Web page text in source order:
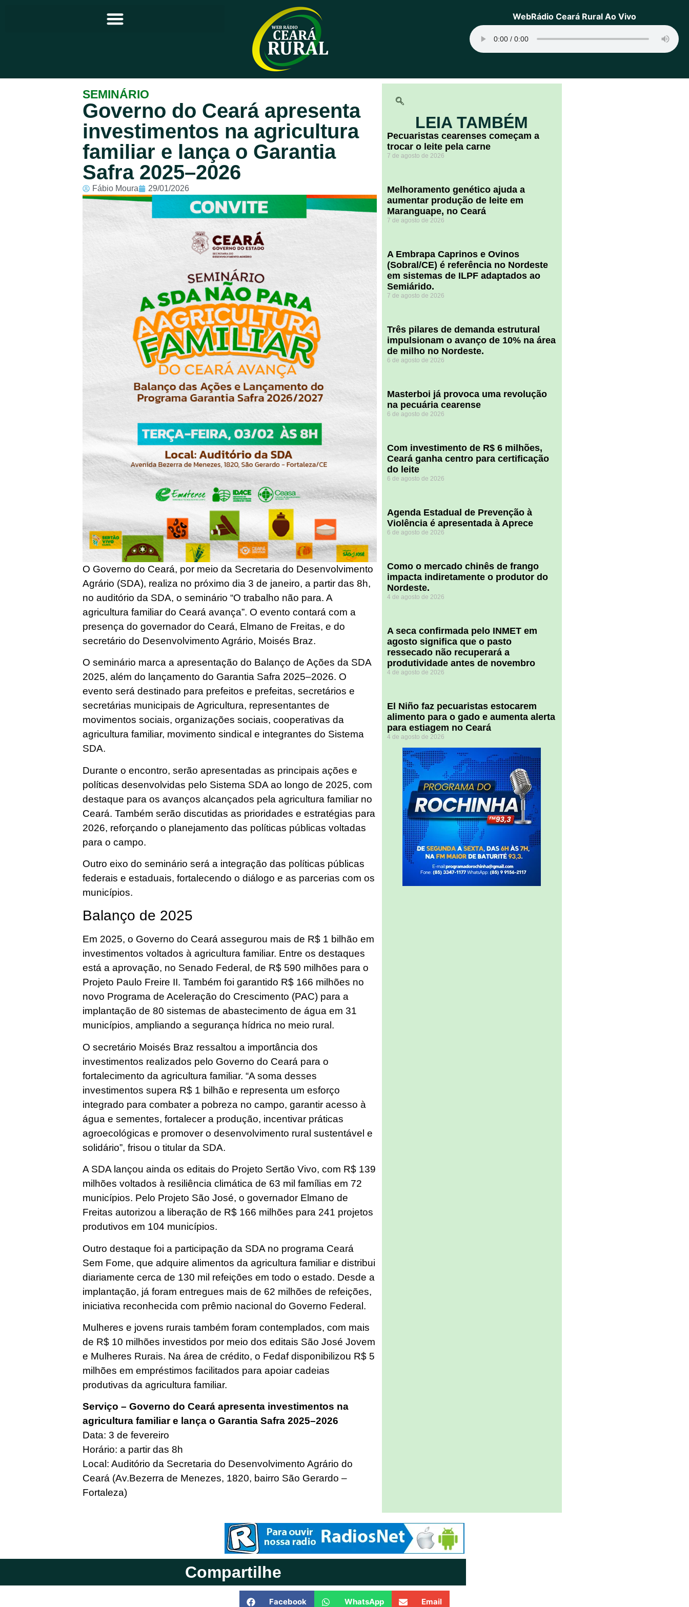
Principal
Notícias
Programação
Equipe
Contato
Sobre
WebRádio Ceará Rural Ao Vivo
SEMINÁRIO
Governo do Ceará apresenta
investimentos na agricultura
familiar e lança o Garantia
Safra 2025–2026
Fábio Moura 29/01/2026
O Governo do Ceará, por meio da Secretaria do Desenvolvimento
Agrário (SDA), realiza no próximo dia 3 de janeiro, a partir das 8h,
no auditório da SDA, o seminário “O trabalho não para. A
agricultura familiar do Ceará avança”. O evento contará com a
presença do governador do Ceará, Elmano de Freitas, e do
secretário do Desenvolvimento Agrário, Moisés Braz.
O seminário marca a apresentação do Balanço de Ações da SDA
2025, além do lançamento do Garantia Safra 2025–2026. O
evento será destinado para prefeitos e prefeitas, secretários e
secretárias municipais de Agricultura, representantes de
movimentos sociais, organizações sociais, cooperativas da
agricultura familiar, movimento sindical e integrantes do Sistema
SDA.
Durante o encontro, serão apresentadas as principais ações e
políticas desenvolvidas pelo Sistema SDA ao longo de 2025, com
destaque para os avanços alcançados pela agricultura familiar no
Ceará. Também serão discutidas as prioridades e estratégias para
2026, reforçando o planejamento das políticas públicas voltadas
para o campo.
Outro eixo do seminário será a integração das políticas públicas
federais e estaduais, fortalecendo o diálogo e as parcerias com os
municípios.
Balanço de 2025
Em 2025, o Governo do Ceará assegurou mais de R$ 1 bilhão em
investimentos voltados à agricultura familiar. Entre os destaques
está a aprovação, no Senado Federal, de R$ 590 milhões para o
Projeto Paulo Freire II. Também foi garantido R$ 166 milhões no
novo Programa de Aceleração do Crescimento (PAC) para a
implantação de 80 sistemas de abastecimento de água em 31
municípios, ampliando a segurança hídrica no meio rural.
O secretário Moisés Braz ressaltou a importância dos
investimentos realizados pelo Governo do Ceará para o
fortalecimento da agricultura familiar. “A soma desses
investimentos supera R$ 1 bilhão e representa um esforço
integrado para combater a pobreza no campo, garantir acesso à
água e sementes, fortalecer a produção, incentivar práticas
agroecológicas e promover o desenvolvimento rural sustentável e
solidário”, frisou o titular da SDA.
A SDA lançou ainda os editais do Projeto Sertão Vivo, com R$ 139
milhões voltados à resiliência climática de 63 mil famílias em 72
municípios. Pelo Projeto São José, o governador Elmano de
Freitas autorizou a liberação de R$ 166 milhões para 241 projetos
produtivos em 104 municípios.
Outro destaque foi a participação da SDA no programa Ceará
Sem Fome, que adquire alimentos da agricultura familiar e distribui
diariamente cerca de 130 mil refeições em todo o estado. Desde a
implantação, já foram entregues mais de 62 milhões de refeições,
iniciativa reconhecida com prêmio nacional do Governo Federal.
Mulheres e jovens rurais também foram contemplados, com mais
de R$ 10 milhões investidos por meio dos editais São José Jovem
e Mulheres Rurais. Na área de crédito, o Fedaf disponibilizou R$ 5
milhões em empréstimos facilitados para apoiar cadeias
produtivas da agricultura familiar.
Serviço – Governo do Ceará apresenta investimentos na
agricultura familiar e lança o Garantia Safra 2025–2026
Data: 3 de fevereiro
Horário: a partir das 8h
Local: Auditório da Secretaria do Desenvolvimento Agrário do
Ceará (Av.Bezerra de Menezes, 1820, bairro São Gerardo –
Fortaleza)
LEIA TAMBÉM
Pecuaristas cearenses começam a
trocar o leite pela carne
7 de agosto de 2026
Melhoramento genético ajuda a
aumentar produção de leite em
Maranguape, no Ceará
7 de agosto de 2026
A Embrapa Caprinos e Ovinos
(Sobral/CE) é referência no Nordeste
em sistemas de ILPF adaptados ao
Semiárido.
7 de agosto de 2026
​Três pilares de demanda estrutural
impulsionam o avanço de 10% na área
de milho no Nordeste.
6 de agosto de 2026
Masterboi já provoca uma revolução
na pecuária cearense
6 de agosto de 2026
Com investimento de R$ 6 milhões,
Ceará ganha centro para certificação
do leite
6 de agosto de 2026
Agenda Estadual de Prevenção à
Violência é apresentada à Aprece
6 de agosto de 2026
​Como o mercado chinês de frango
impacta indiretamente o produtor do
Nordeste.
4 de agosto de 2026
A seca confirmada pelo INMET em
agosto significa que o pasto
ressecado não recuperará a
produtividade antes de novembro
4 de agosto de 2026
El Niño faz pecuaristas estocarem
alimento para o gado e aumenta alerta
para estiagem no Ceará
4 de agosto de 2026
Compartilhe
Facebook WhatsApp Email